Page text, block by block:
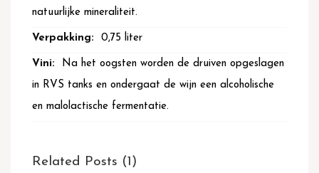
natuurlijke mineraliteit.
0,75 liter
Na het oogsten worden de druiven opgeslagen
in RVS tanks en ondergaat de wijn een alcoholische
en malolactische fermentatie.
Related Posts (1)